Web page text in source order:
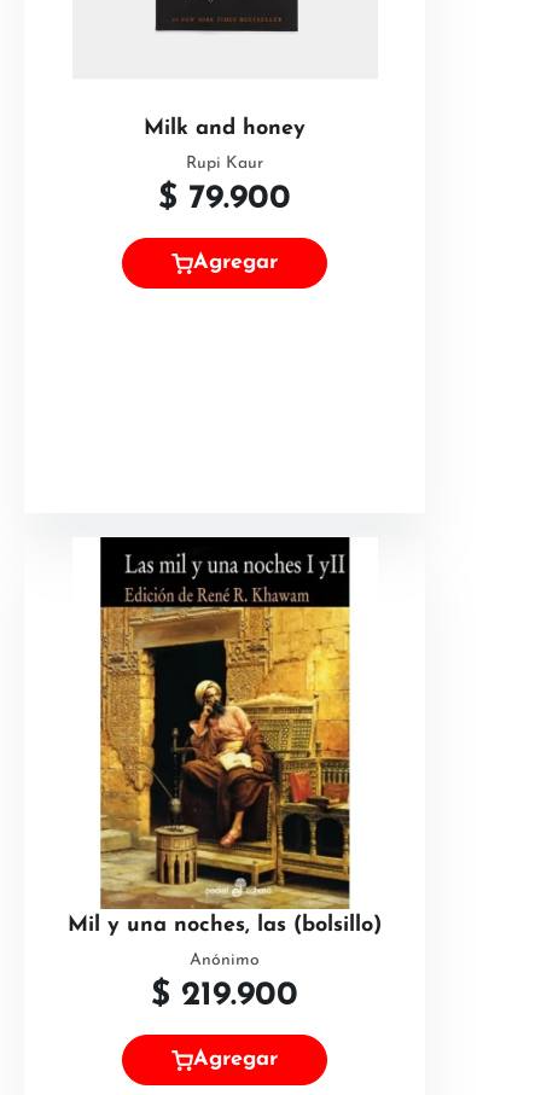
Milk and honey
Rupi Kaur
$ 79.900
Agregar
Mil y una noches, las (bolsillo)
Anónimo
$ 219.900
Agregar